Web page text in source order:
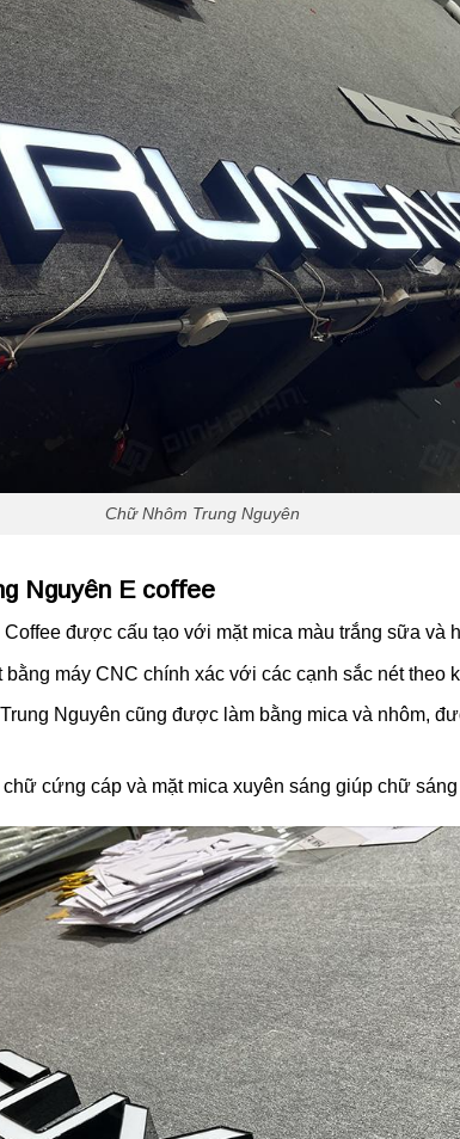
Chữ Nhôm Trung Nguyên
Nguyên E coffee
được cấu tạo với mặt mica màu trắng sữa và
bằng máy CNC chính xác với các cạnh sắc nét theo
Nguyên cũng được làm bằng mica và nhôm,
cứng cáp và mặt mica xuyên sáng giúp chữ